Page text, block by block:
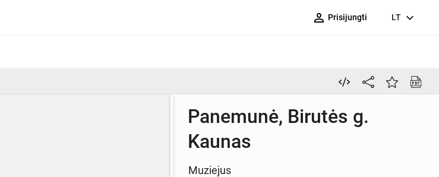
person_outline Prisijungti LT expand_more
Panemunė, Birutės g.
Kaunas
Muziejus